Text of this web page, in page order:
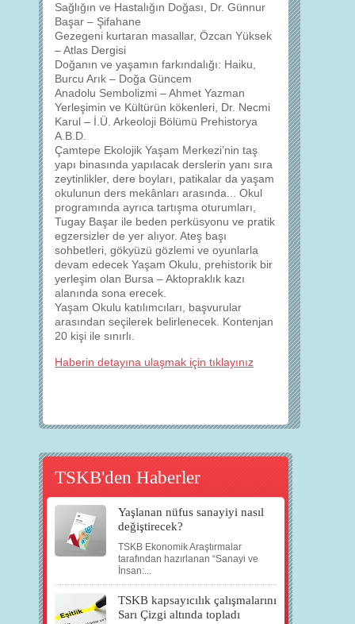
Sağlığın ve Hastalığın Doğası, Dr. Günnur
Başar – Şifahane
Gezegeni kurtaran masallar, Özcan Yüksek
– Atlas Dergisi
Doğanın ve yaşamın farkındalığı: Haiku,
Burcu Arık – Doğa Güncem
Anadolu Sembolizmi – Ahmet Yazman
Yerleşimin ve Kültürün kökenleri, Dr. Necmi
Karul – İ.Ü. Arkeoloji Bölümü Prehistorya
A.B.D.
Çamtepe Ekolojik Yaşam Merkezi’nin taş
yapı binasında yapılacak derslerin yanı sıra
zeytinlikler, dere boyları, patikalar da yaşam
okulunun ders mekânları arasında... Okul
programında ayrıca tartışma oturumları,
Tugay Başar ile beden perküsyonu ve pratik
egzersizler de yer alıyor. Ateş başı
sohbetleri, gökyüzü gözlemi ve oyunlarla
devam edecek Yaşam Okulu, prehistorik bir
yerleşim olan Bursa – Aktopraklık kazı
alanında sona erecek.
Yaşam Okulu katılımcıları, başvurular
arasından seçilerek belirlenecek. Kontenjan
20 kişi ile sınırlı.
Haberin detayına ulaşmak için tıklayınız
TSKB'den Haberler
Yaşlanan nüfus sanayiyi nasıl
değiştirecek?
TSKB Ekonomik Araştırmalar
tarafından hazırlanan “Sanayi ve
İnsan:...
TSKB kapsayıcılık çalışmalarını
Sarı Çizgi altında topladı